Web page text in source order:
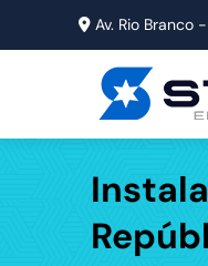
Av. Rio Branco